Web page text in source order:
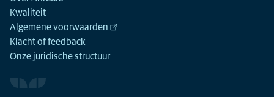
Kwaliteit
Algemene voorwaarden
Klacht of feedback
Onze juridische structuur